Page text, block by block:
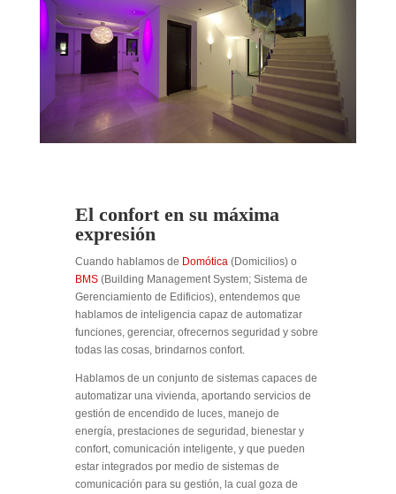
El confort en su máxima
expresión
Cuando hablamos de Domótica (Domicilios) o
BMS(Building Management System; Sistema de
Gerenciamiento de Edificios), entendemos que
hablamos de inteligencia capaz de automatizar
funciones, gerenciar, ofrecernos seguridad y sobre
todas las cosas, brindarnos confort.
Hablamos de un conjunto de sistemas capaces de
automatizar una vivienda, aportando servicios de
gestión de encendido de luces, manejo de
energía, prestaciones de seguridad, bienestar y
confort, comunicación inteligente, y que pueden
estar integrados por medio de sistemas de
comunicación para su gestión, la cual goza de